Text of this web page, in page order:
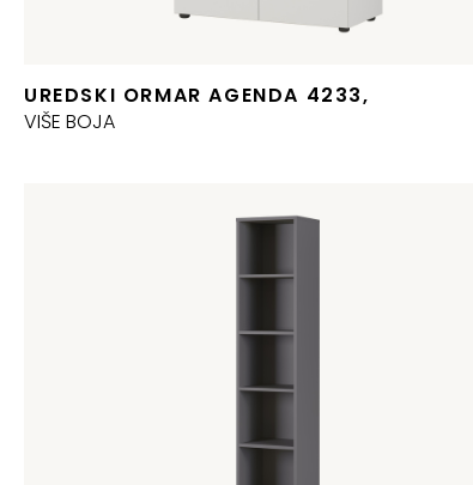
UREDSKI ORMAR AGENDA 4233,
VIŠE BOJA